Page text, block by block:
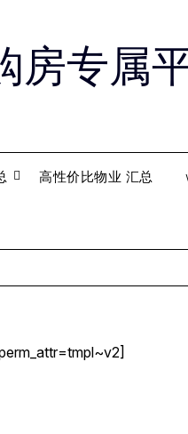
房专属
高性价比物业 汇总